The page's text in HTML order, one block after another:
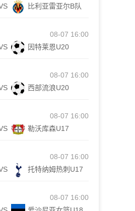
比利亚雷亚尔B队
08-07 16:00
因特莱恩U20
08-07 16:00
西部流浪U20
08-07 16:00
勒沃库森U17
08-07 16:00
托特纳姆热刺U17
08-07 16:00